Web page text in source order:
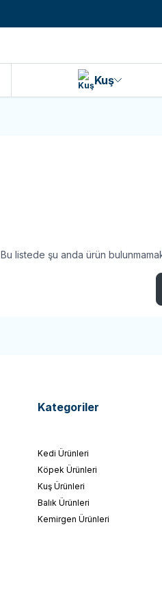
Kuş
Bu listede şu anda ürün
Kategoriler
Kedi Ürünleri
Köpek Ürünleri
Kuş Ürünleri
Balık Ürünleri
Kemirgen Ürünleri